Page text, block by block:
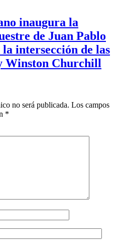
inaugura la
de Juan Pablo
intersección de las
Winston Churchill
no será publicada. Los campos
*